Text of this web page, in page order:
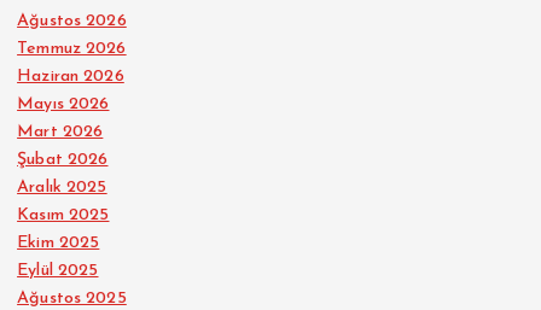
Ağustos 2026
Temmuz 2026
Haziran 2026
Mayıs 2026
Mart 2026
Şubat 2026
Aralık 2025
Kasım 2025
Ekim 2025
Eylül 2025
Ağustos 2025